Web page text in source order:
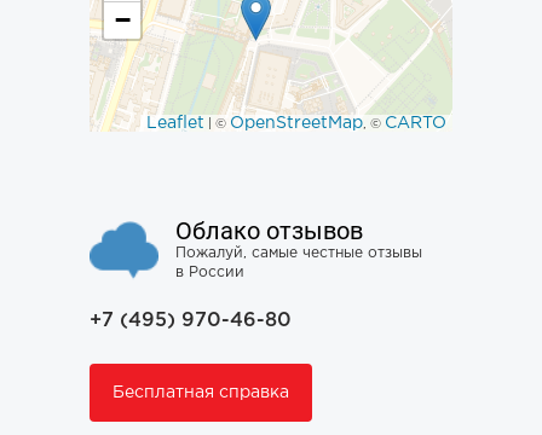
−
Leaflet | © OpenStreetMap, © CARTO
Облако отзывов
Пожалуй, самые честные отзывы
в России
+7 (495) 970-46-80
Бесплатная справка